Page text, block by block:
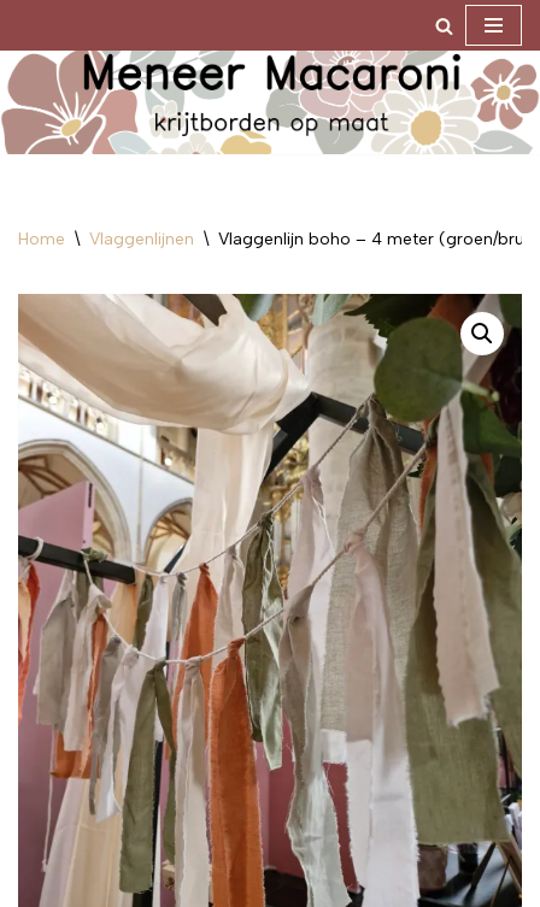
Ga
inhoud
Home \ Vlaggenlijnen \ Vlaggenlijn boho – 4 meter (groen/